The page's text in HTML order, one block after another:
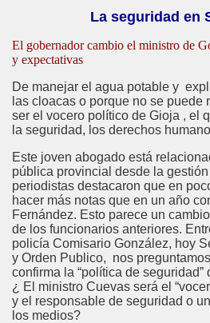
La seguridad en
El gobernador cambio el ministro de
y expectativas
De manejar el agua potable y
las cloacas o porque no se puede
ser el vocero político de Gioja , el
la seguridad, los derechos
Este joven abogado está
pública provincial desde la
periodistas destacaron que en
hacer más notas que en un año
Fernández. Esto parece un
de los funcionarios anteriores.
policía Comisario González, hoy
y Orden Publico, nos
confirma la “política de
¿ El ministro Cuevas será el
y el responsable de seguridad o
los medios?